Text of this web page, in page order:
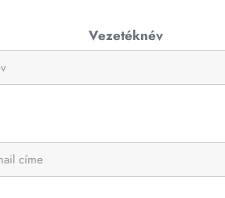
Vezetéknév